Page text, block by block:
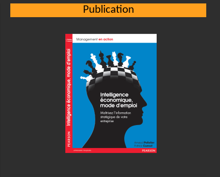
Publication